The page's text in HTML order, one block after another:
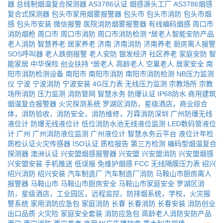
器 总线制烟温复合探测器 AS3786认证 烟感源头工厂 AS3786烟感
复合式探测器 包头市家用烟雾报警器 包头市 包头市消防 包头市烟
感 包头市安装 微信报警 医院消防烟雾报警器 有线编码烟感 周口市
消防烟枪 周口市 周口市消防 周口市消防检测 *居老人智能安防产品
老人消防 智慧养老 居家养老 济南 济南消防 济南养老 厨房离人报警
SOS呼叫器 老人跌倒报警 老人安防 银发经济 社区养老 家庭安防 智
能家居 中华保险 创业扶持 *居老人 高龄老人 空巢老人 居家安全 南
阳市消防检测设备 南阳市 南阳市消防 南阳市消防检测 NB压力监测
仪 宁波 宁波消防 宁波安装 4G压力表 无线压力监测 宗教场所 宗教
场所消防 压力监测 消防管网 智慧水务 防爆认证 IP68防水 商用建筑
烟温复合报警器 火灾探测系统 罗湖区消防，星级酒店，商业综合
体，消防验收，消防安全，消防维修，万霖消防深圳 广州防爆无线
液位计 防爆无线液位计 低位消防水池无线液位监测 LED数码管液位
计 广州 广州消防液位监测 广州液位计 智慧水务云平台 液位计年检
质检认证火灾传感器 ISO认证 质检报告 第三方检测 编码型烟温复合
探测器 澳洲认证 兴安盟烟感报警器 兴安盟 兴安盟消防 兴安盟烟感
兴安盟安装 手机推送 低误报 免维护烟感 FCC 无线隔膜压力表 绍兴
绍兴消防 绍兴安装 汽车制造厂 汽车制造厂消防 马鞍山市厨房离人
报警器 马鞍山市 马鞍山市厨房安全 马鞍山市家庭安全 罗湖区消
防，星级酒店，工业园区，远程监控，防排烟系统，学校，火灾报
警系统 家用消防应急包 家庭消防 长春 长春消防 长春安装 消防创业
出口品质 火灾险 家庭安全套装 消防应急包 高龄老人消防安防产品